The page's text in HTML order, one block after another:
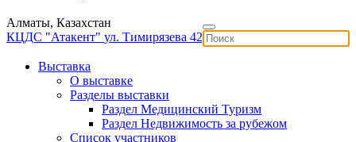
Алматы, Казахстан
КЦДС "Атакент" ул. Тимирязева 42
Выставка
О выставке
Разделы выставки
Раздел Медицинский Туризм
Раздел Недвижимость за рубежом
Список участников